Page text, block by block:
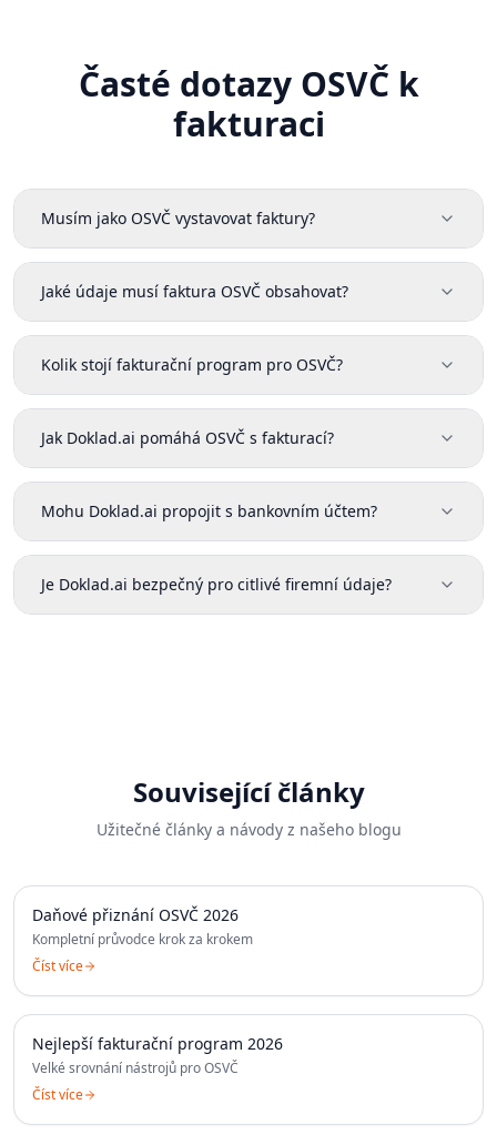
Časté dotazy OSVČ k
fakturaci
Musím jako OSVČ vystavovat faktury?
Jaké údaje musí faktura OSVČ obsahovat?
Kolik stojí fakturační program pro OSVČ?
Jak Doklad.ai pomáhá OSVČ s fakturací?
Mohu Doklad.ai propojit s bankovním účtem?
Je Doklad.ai bezpečný pro citlivé firemní údaje?
Související články
Užitečné články a návody z našeho blogu
Daňové přiznání OSVČ 2026
Kompletní průvodce krok za krokem
Číst více
Nejlepší fakturační program 2026
Velké srovnání nástrojů pro OSVČ
Číst více